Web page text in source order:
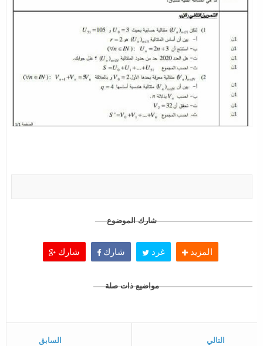
شارك الموضوع
شارك شارك غرد المزيد
مواضيع ذات صلة
التالي السابق